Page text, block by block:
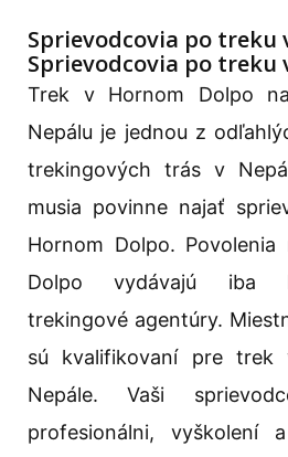
Sprievodcovia po treku
Sprievodcovia po treku
Trek v Hornom Dolpo
Nepálu je jednou z
trekingových trás v
musia povinne najať
Hornom Dolpo.
Dolpo vydávajú iba
trekingové agentúry.
sú kvalifikovaní pre
Nepále. Vaši
profesionálni, vyškolení